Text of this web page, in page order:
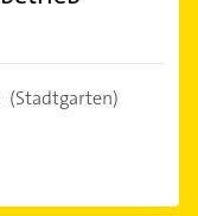
(Stadtgarten)